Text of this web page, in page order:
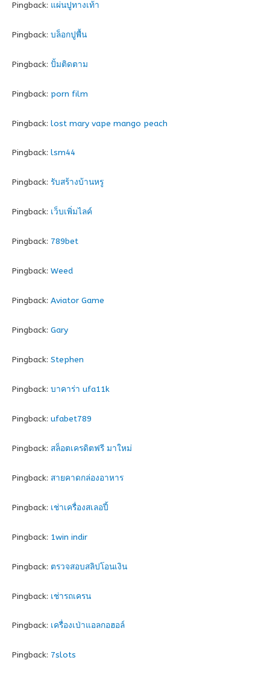
Pingback: แผ่นปูทางเท้า
Pingback: บล็อกปูพื้น
Pingback: ปั้มติดตาม
Pingback: porn film
Pingback: lost mary vape mango peach
Pingback: lsm44
Pingback: รับสร้างบ้านหรู
Pingback: เว็บเพิ่มไลค์
Pingback: 789bet
Pingback: Weed
Pingback: Aviator Game
Pingback: Gary
Pingback: Stephen
Pingback: บาคาร่า ufa11k
Pingback: ufabet789
Pingback: สล็อตเครดิตฟรี มาใหม่
Pingback: สายคาดกล่องอาหาร
Pingback: เช่าเครื่องสเลอปี้
Pingback: 1win indir
Pingback: ตรวจสอบสลิปโอนเงิน
Pingback: เช่ารถเครน
Pingback: เครื่องเป่าแอลกอฮอล์
Pingback: 7slots